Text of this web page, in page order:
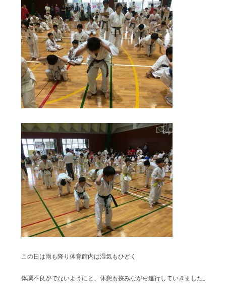
この日は雨も降り体育館内は湿気もひどく
体調不良がでないようにと、休憩も挟みながら進行していきました。